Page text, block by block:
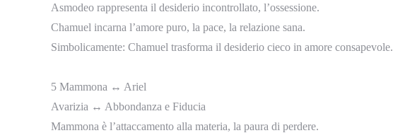
Asmodeo rappresenta il desiderio incontrollato, l’ossessione.
Chamuel incarna l’amore puro, la pace, la relazione sana.
Simbolicamente: Chamuel trasforma il desiderio cieco in amore consapevole.
5 Mammona ↔ Ariel
Avarizia ↔ Abbondanza e Fiducia
Mammona è l’attaccamento alla materia, la paura di perdere.